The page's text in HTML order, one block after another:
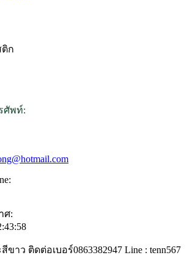
ติก
ศัพท์:
ศ:
าว ติดต่อเบอร์0863382947 Line : tenn567